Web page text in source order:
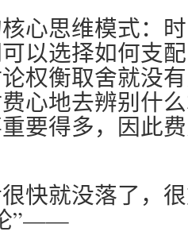
心思维模式：
以选择如何支
权衡取舍就没
心地去辨别什
要得多，因此
快就没落了，
”——